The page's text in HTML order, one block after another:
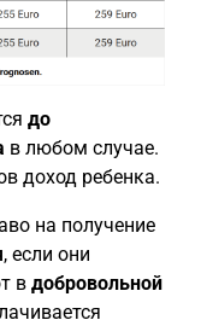
до
в любом случае.
доход ребенка.
на получение
, если они
в добровольной